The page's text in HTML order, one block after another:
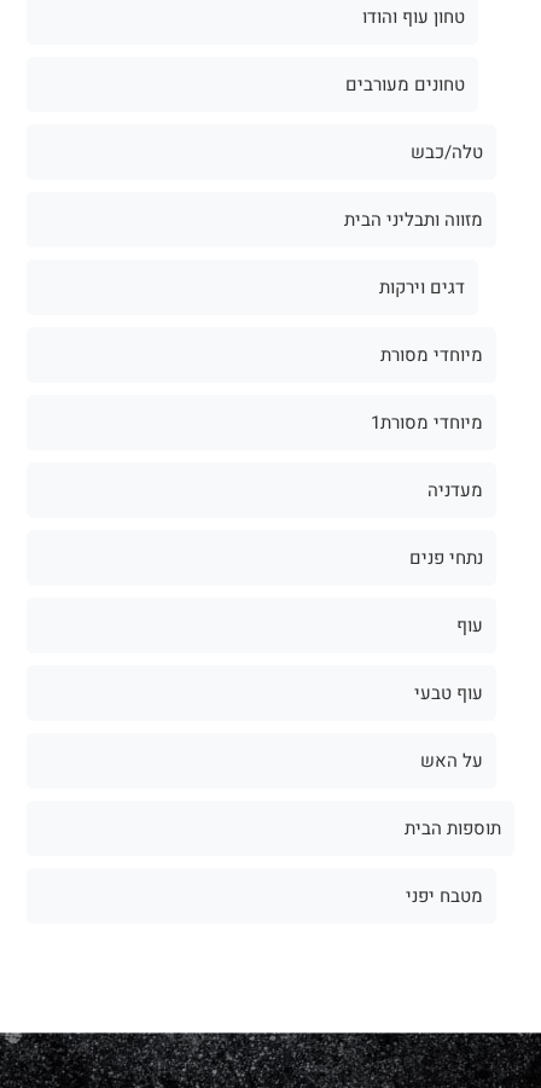
טחון עוף והודו
טחונים מעורבים
טלה/כבש
מזווה ותבליני הבית
דגים וירקות
מיוחדי מסורת
מיוחדי מסורת1
מעדניה
נתחי פנים
עוף
עוף טבעי
על האש
תוספות הבית
מטבח יפני